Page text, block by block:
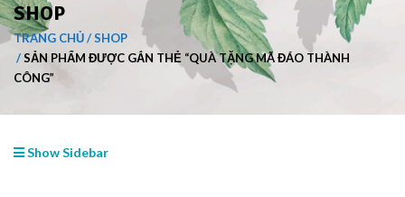
SHOP
TRANG CHỦ
SHOP
SẢN PHẨM ĐƯỢC GẮN THẺ “QUÀ TẶNG MÃ ĐÁO THÀNH
CÔNG”
Show Sidebar